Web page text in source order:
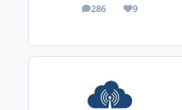
286
posts 9
Reputação